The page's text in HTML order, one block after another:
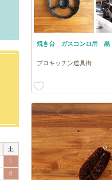
焼き台 ガスコンロ用 黒
プロキッチン道具街
土
1
8